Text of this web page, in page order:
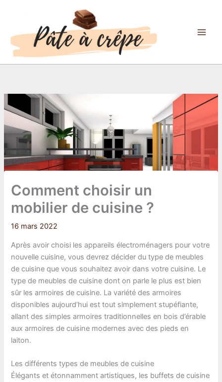
Comment choisir un
mobilier de cuisine ?
16 mars 2022
Après avoir choisi les appareils électroménagers pour votre
nouvelle cuisine, vous devrez décider du type de meubles
de cuisine que vous souhaitez avoir dans votre cuisine. Le
type de meubles de cuisine dont on parle le plus est bien
sûr les armoires de cuisine. La variété des armoires
disponibles aujourd’hui est tout simplement stupéfiante,
allant des simples armoires traditionnelles en bois d’érable
aux armoires de cuisine modernes avec des pieds en
laiton.
Les différents types de meubles de cuisine
Élégants et étonnamment artistiques, les buffets de cuisine